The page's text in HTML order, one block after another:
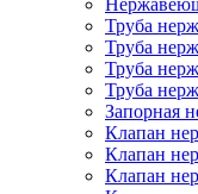
Труба
Труба
Труба
Труба
Запорная
Клапан
Клапан
Клапан